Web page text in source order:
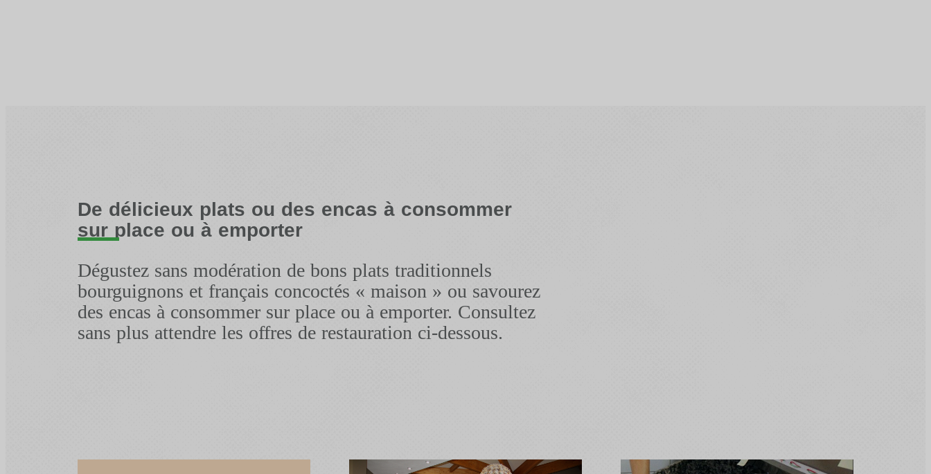
De délicieux plats ou des encas à consommer
sur place ou à emporter
Dégustez sans modération de bons plats traditionnels
bourguignons et français concoctés « maison » ou savourez
des encas à consommer sur place ou à emporter. Consultez
sans plus attendre les offres de restauration ci-dessous.